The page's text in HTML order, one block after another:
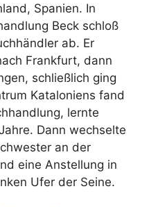
Spanien. In
Beck schloß
ab. Er
Frankfurt, dann
schließlich ging
Kataloniens fand
lernte
Dann wechselte
an der
eine Anstellung in
Ufer der Seine.